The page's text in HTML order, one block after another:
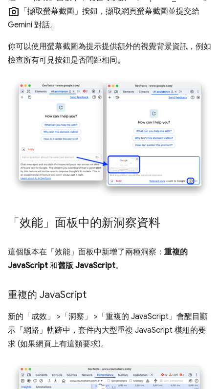
photo_camera 「擷取螢幕截圖」 按鈕，擷取網頁螢幕截圖並提交給
Gemini 對話。
你可以使用螢幕截圖為提示提供額外的視覺背景資訊，例如
檢查所有可見按鈕是否間距相同。
「效能」面板中的新洞察資料
這個版本在「效能」 面板中新增了兩種洞察： 重複的
JavaScript 和舊版 JavaScript。
重複的 JavaScript
新的「成效」 >「洞察」 >「重複的 JavaScript」 會醒目顯
示「網路」 軌跡中，套件內大型重複 JavaScript 模組的要
求 (如果網頁上有這類要求)。